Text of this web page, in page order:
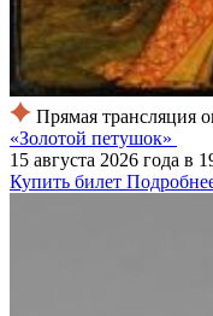
Прямая трансляция
«Золотой петушок»
15 августа 2026 года в
Купить билет